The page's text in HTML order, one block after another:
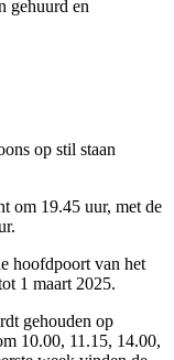
gehuurd en
op stil staan
om 19.45 uur, met de
hoofdpoort van het
1 maart 2025.
gehouden op
10.00, 11.15, 14.00,